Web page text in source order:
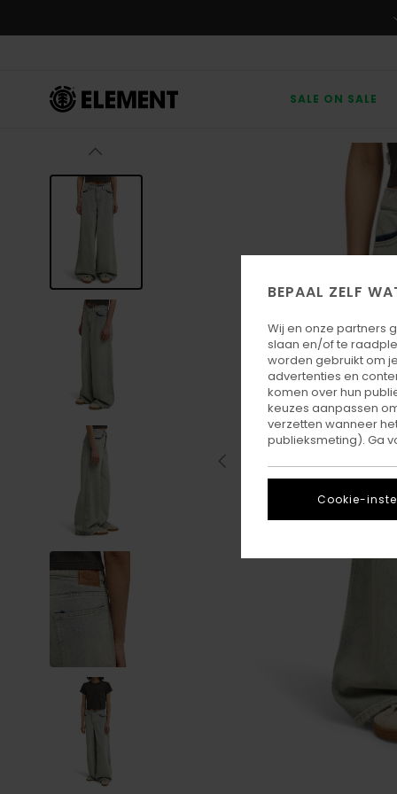
Productinformatie
SALE ON SALE
BEPAAL ZELF
Wij en onze partners
slaan en/of te
worden gebruikt om
advertenties en
komen over hun
keuzes aanpassen
verzetten wanneer
publieksmeting). Ga
Cookie-